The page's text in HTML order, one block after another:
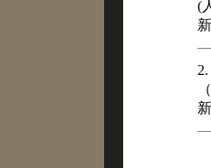
(
2.